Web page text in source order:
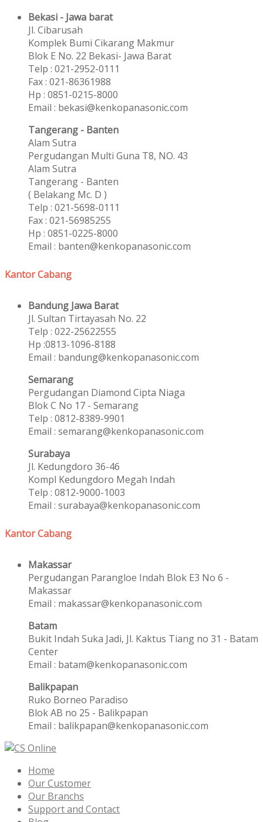
Bekasi - Jawa barat
Jl. Cibarusah
Komplek Bumi Cikarang Makmur
Blok E No. 22 Bekasi- Jawa Barat
Telp : 021-2952-0111
Fax : 021-86361988
Hp : 0851-0215-8000
Email : bekasi@kenkopanasonic.com
Tangerang - Banten
Alam Sutra
Pergudangan Multi Guna T8, NO. 43
Alam Sutra
Tangerang - Banten
‎( Belakang Mc. D )
Telp : 021-5698-0111
Fax : 021-56985255
Hp : 0851-0225-8000
Email : banten@kenkopanasonic.com
Kantor Cabang
Bandung Jawa Barat
Jl. Sultan Tirtayasah‎ No. 22
Telp : 022-25622555
Hp :0813-1096-8188
Email : bandung@kenkopanasonic.com
Semarang
Pergudangan Diamond Cipta Niaga
Blok C No 17 - Semarang
Telp : 0812-8389-9901
Email : semarang@kenkopanasonic.com
Surabaya
Jl. Kedungdoro 36-46
Kompl Kedungdoro Megah Indah
Telp : 0812-9000-1003
Email : surabaya@kenkopanasonic.com
Kantor Cabang
Makassar
Pergudangan Parangloe Indah Blok E3 No 6 -
Makassar
Email : makassar@kenkopanasonic.com
Batam
Bukit Indah Suka Jadi, Jl. Kaktus Tiang no 31 - Batam
Center
Email : batam@kenkopanasonic.com
Balikpapan
Ruko Borneo Paradiso
Blok AB no 25 - Balikpapan
Email : balikpapan@kenkopanasonic.com
Home
Our Customer
Our Branchs
Support and Contact